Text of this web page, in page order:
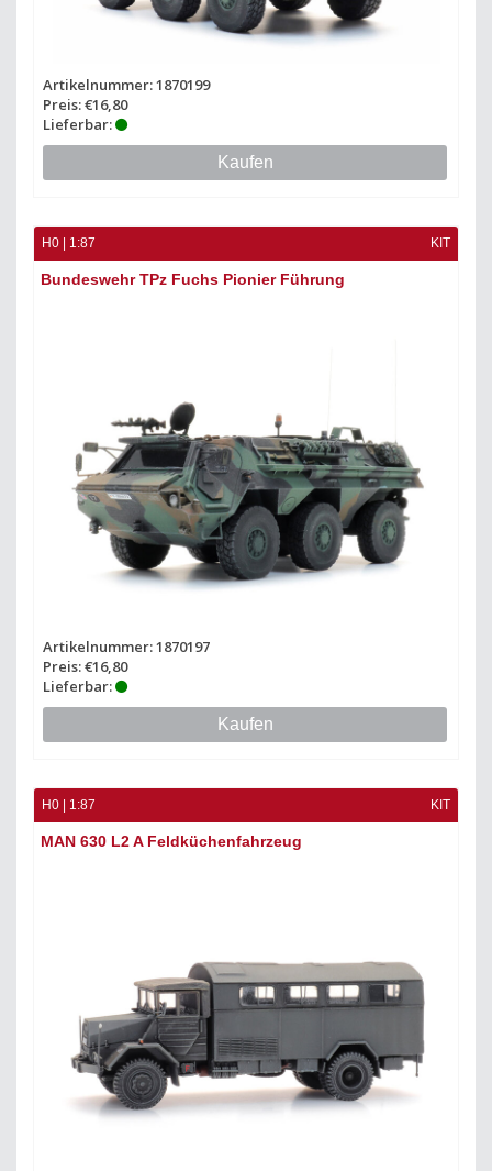
Artikelnummer: 1870199
Preis: €16,80
Lieferbar:
Kaufen
H0 | 1:87 KIT
Bundeswehr TPz Fuchs Pionier Führung
Artikelnummer: 1870197
Preis: €16,80
Lieferbar:
Kaufen
H0 | 1:87 KIT
MAN 630 L2 A Feldküchenfahrzeug